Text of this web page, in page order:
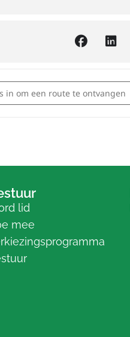
Nijehaske []
lid
mee